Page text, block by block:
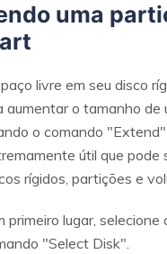
uma
livre em seu disco
aumentar o tamanho de
o comando
útil que pode
rígidos, partições e
primeiro lugar,
"Select Disk".